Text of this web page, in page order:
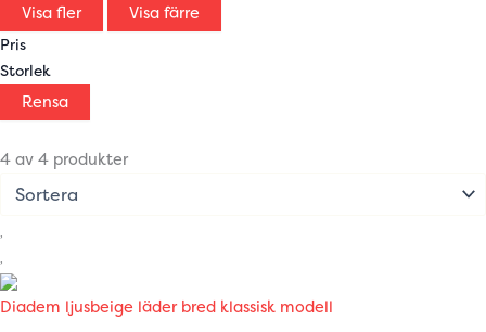
Visa fler Visa färre
Pris
Storlek
Rensa
4 av 4 produkter
Diadem ljusbeige läder bred klassisk modell